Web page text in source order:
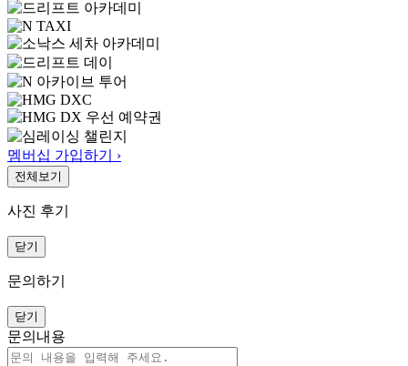
멤버십 가입하기 ›
전체보기
사진 후기
닫기
문의하기
닫기
문의내용